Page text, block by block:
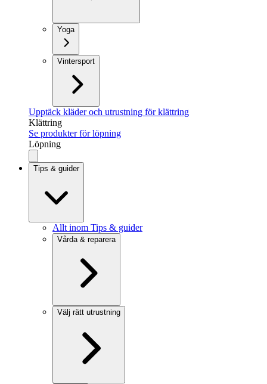
Yoga
Vintersport
Upptäck kläder och utrustning för klättring
Klättring
Se produkter för löpning
Löpning
Tips & guider
Allt inom Tips & guider
Vårda & reparera
Välj rätt utrustning